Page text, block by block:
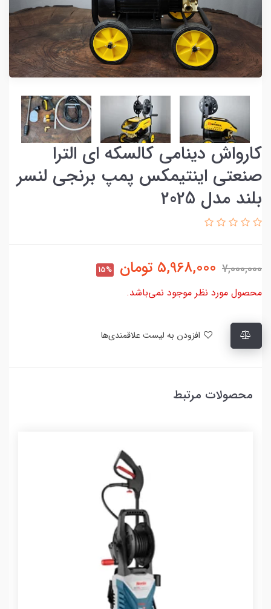
کارواش دینامی کالسکه ای الترا
صنعتی اینتیمکس پمپ برنجی لنسر
بلند مدل 2025
7,000,000
5,968,000 تومان 15%
محصول مورد نظر موجود نمی‌باشد.
محصولات مرتبط